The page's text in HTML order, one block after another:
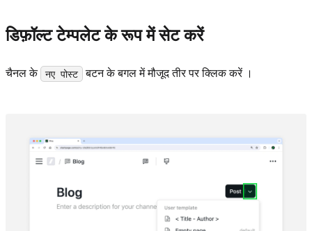
डिफ़ॉल्ट टेम्पलेट के रूप में सेट करें
चैनल के नए पोस्ट बटन के बगल में मौजूद तीर पर क्लिक करें ।